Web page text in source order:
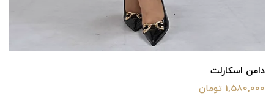
دامن اسکارلت
1,580,000 تومان